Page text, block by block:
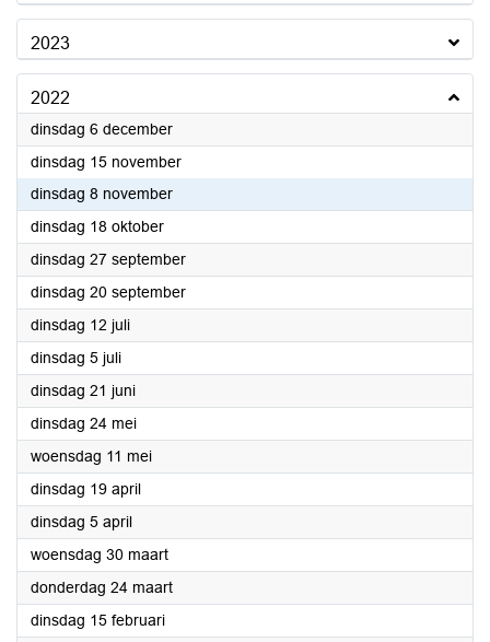
2023
2022
dinsdag 6 december2022
dinsdag 15 november2022
dinsdag 8 november2022
dinsdag 18 oktober2022
dinsdag 27 september2022
dinsdag 20 september2022
dinsdag 12 juli2022
dinsdag 5 juli2022
dinsdag 21 juni2022
dinsdag 24 mei2022
woensdag 11 mei2022
dinsdag 19 april2022
dinsdag 5 april2022
woensdag 30 maart2022
donderdag 24 maart2022
dinsdag 15 februari2022